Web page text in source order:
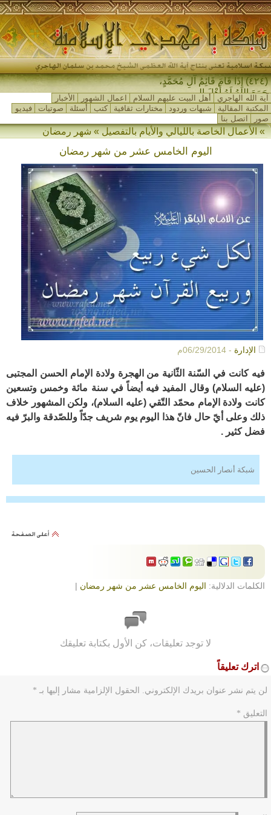
(٤٢٤) إِذَا قَامَ قَائِمُ آلِ مُحَمَّدٍ،
جَمَعَ اللهُ لَهُ أَهْلَ المَشْر_
آية الله الهاجري أهل البيت عليهم السلام اعمال الشهور
الأخبار
المكتبة المقالية
شبهات وردود مختارات ثقافية كتب أسئلة صوتيات
فيديو
صور
اتصل بنا
» الأعمال الخاصة بالليالي والأيام بالتفصيل » شهر رمضان
اليوم الخامس عشر من شهر رمضان
الإدارة - 06/29/2014م
فيه كانت في السّنة الثّانية من الهجرة ولادة الإمام الحسن المجتبى
(عليه السلام) وقال المفيد فيه أيضاً في سنة مائة وخمس وتسعين
كانت ولادة الإمام محمّد التّقي (عليه السلام)، ولكن المشهور خلاف
ذلك وعلى أيّ حال فانّ هذا اليوم يوم شريف جدّاً وللصّدقة والبرّ فيه
فضل كثير .
شبكة أنصار الحسين
الكلمات الدلالية: اليوم الخامس عشر من شهر رمضان |
لا توجد تعليقات، كن الأول بكتابة تعليقك
اترك تعليقاً
لن يتم نشر عنوان بريدك الإلكتروني. الحقول الإلزامية مشار إليها بـ *
التعليق *